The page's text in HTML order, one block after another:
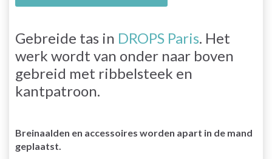
Gebreide tas in DROPS Paris. Het
werk wordt van onder naar boven
gebreid met ribbelsteek en
kantpatroon.
Breinaalden en accessoires worden apart in de mand
geplaatst.